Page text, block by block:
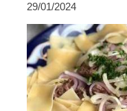
29/01/2024